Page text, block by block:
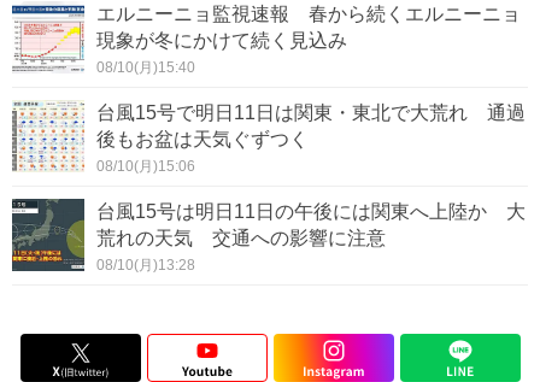
エルニーニョ監視速報 春から続くエルニーニョ
現象が冬にかけて続く見込み
08/10(月)15:40
台風15号で明日11日は関東・東北で大荒れ 通過
後もお盆は天気ぐずつく
08/10(月)15:06
台風15号は明日11日の午後には関東へ上陸か 大
荒れの天気 交通への影響に注意
08/10(月)13:28